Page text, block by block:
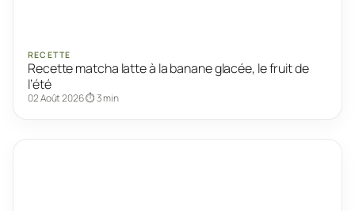
RECETTE
Recette matcha latte à la banane glacée, le fruit de
l’été
02 Août 2026⏱ 3 min